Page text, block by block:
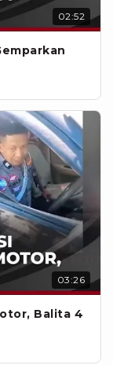
02:52
03:26
Balita 4